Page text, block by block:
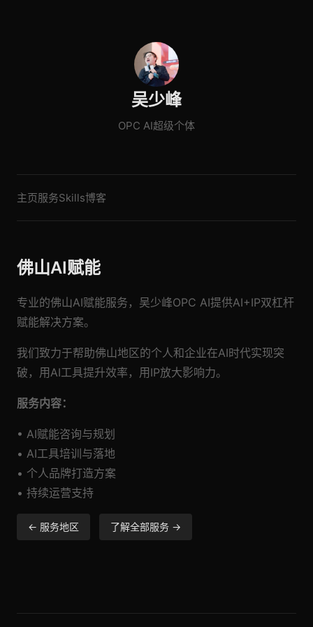
吴少峰
OPC AI超级个体
主页服务Skills博客
佛山AI赋能
专业的佛山AI赋能服务，吴少峰OPC AI提供AI+IP双杠杆
赋能解决方案。
我们致力于帮助佛山地区的个人和企业在AI时代实现突
破，用AI工具提升效率，用IP放大影响力。
服务内容：
• AI赋能咨询与规划
• AI工具培训与落地
• 个人品牌打造方案
• 持续运营支持
← 服务地区 了解全部服务 →